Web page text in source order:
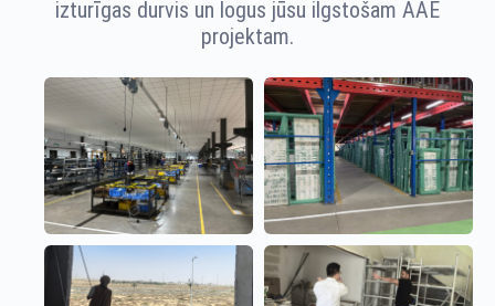
izturīgas durvis un logus jūsu ilgstošam AAE
projektam.